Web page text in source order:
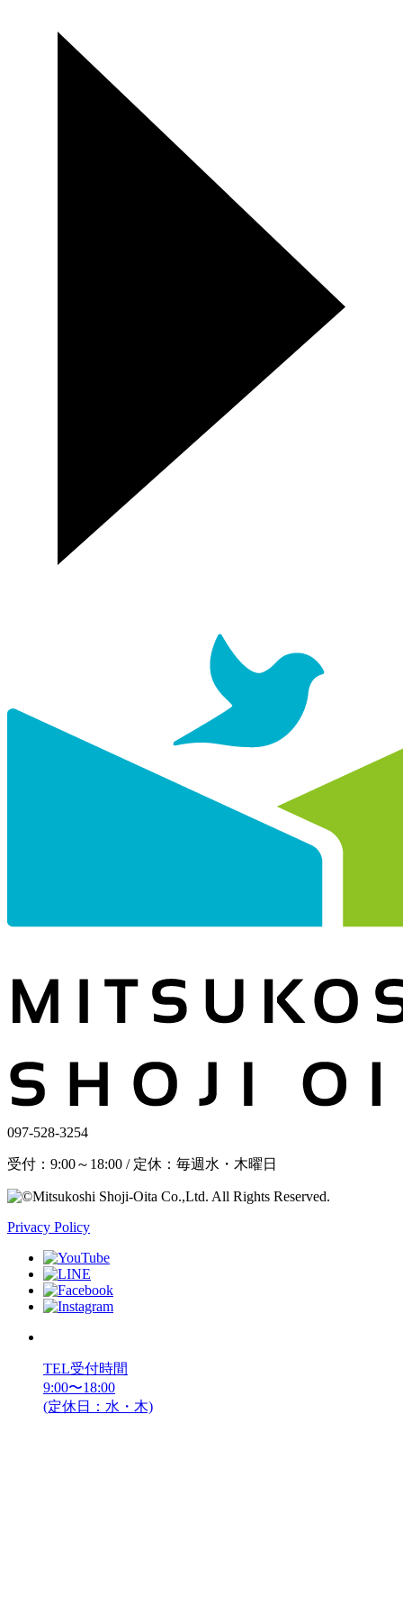
097-528-3254
受付：9:00～18:00 / 定休：毎週水・木曜日
Privacy Policy
TEL受付時間
9:00〜18:00
(定休日：水・木)